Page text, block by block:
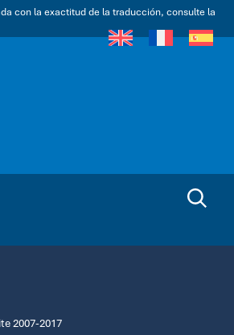
con la exactitud de la traducción, consulte la
2007-2017